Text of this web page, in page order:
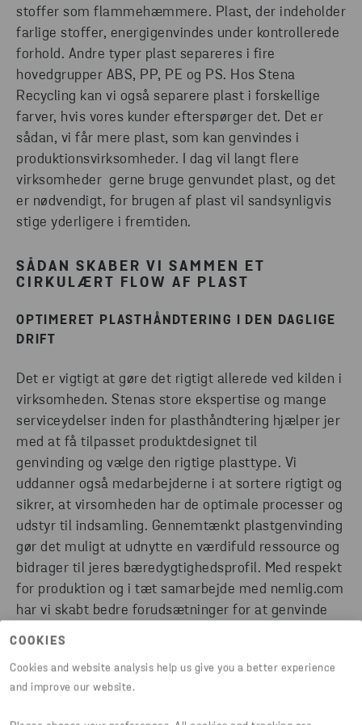
COOKIES
Cookies and website analysis help us give you a better experience
and improve our website.
stoffer som flammehæmmere. Plast, der indeholder
farlige stoffer, energigenvindes under kontrollerede
forhold. Andre typer plast separeres i fire
hovedgrupper ABS, PP, PE og PS. Hos Stena
Recycling kan vi også separere plast i forskellige
farver, hvis vores kunder efterspørger det. Det er
sådan, vi får mere plast, som kan genvindes i
produktionsvirksomheder. I dag vil langt flere
virksomheder gerne bruge genvundet plast, og det
er nødvendigt, for brugen af plast vil sandsynligvis
stige yderligere i fremtiden.
SÅDAN SKABER VI SAMMEN ET
CIRKULÆRT FLOW AF PLAST
OPTIMERET PLASTHÅNDTERING I DEN DAGLIGE
DRIFT
Det er vigtigt at gøre det rigtigt allerede ved kilden i
virksomheden. Stenas store ekspertise og mange
serviceydelser inden for plasthåndtering hjælper jer
med at få tilpasset produktdesignet til
genvinding og vælge den rigtige plasttype. Vi
uddanner også medarbejderne i at sortere rigtigt og
sikrer, at virsomheden har de optimale processer og
udstyr til indsamling. Gennemtænkt plastgenvinding
gør det muligt at udnytte en værdifuld ressource og
bidrager til jeres bæredygtighedsprofil. Med respekt
for produktion og i tæt samarbejde med nemlig.com
har vi skabt bedre forudsætninger for at genvinde
plast i fx detail industrien. Download artiklen og få
fremme en bæredygtig udvikling.
ØGET GENVINDING ER ET VIGTIGT TRIN OP AD